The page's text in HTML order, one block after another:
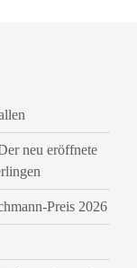
neu eröffnete
Preis 2026